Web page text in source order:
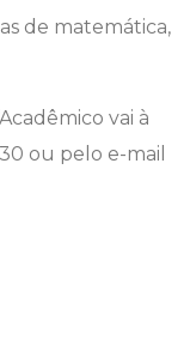
de matemática,
vai à
ou pelo e-mail